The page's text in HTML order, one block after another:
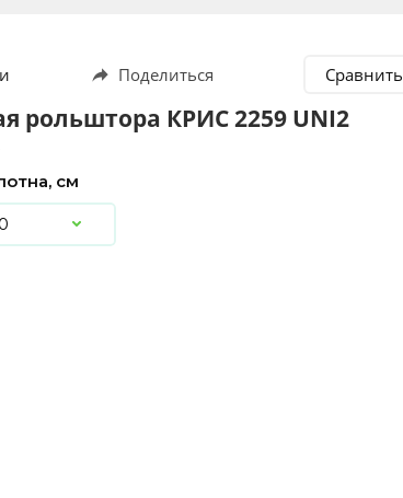
Поделиться Сравнить
рольштора КРИС 2259 UNI2
см